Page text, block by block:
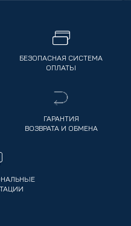
БЕЗОПАСНАЯ СИСТЕМА
ОПЛАТЫ
ГАРАНТИЯ
ВОЗВРАТА И ОБМЕНА